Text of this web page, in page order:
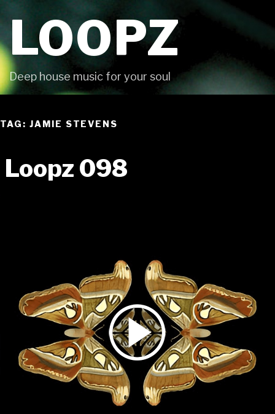
LOOPZ
Deep house music for your soul
TAG: JAMIE STEVENS
Loopz 098